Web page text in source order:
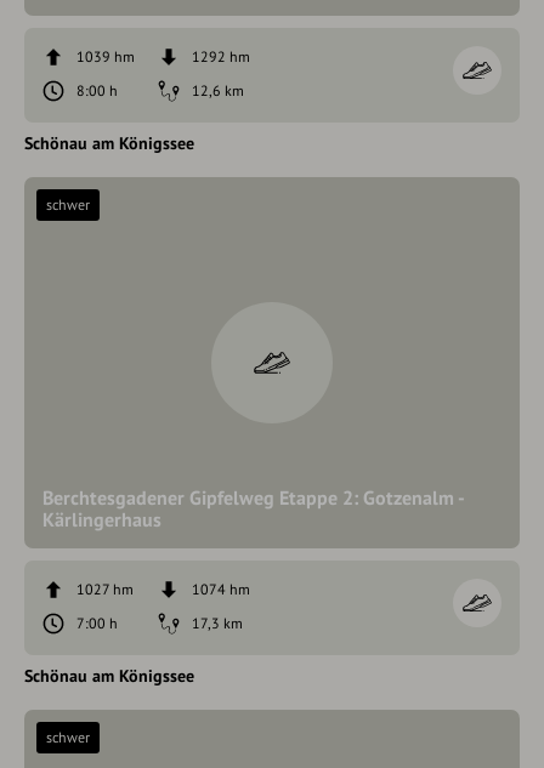
1039 hm
1292 hm
8:00 h
12,6 km
Schönau am Königssee
Berchtesgadener Gipfelweg Etappe 2: Gotzenalm -
Kärlingerhaus
schwer
1027 hm
1074 hm
7:00 h
17,3 km
Schönau am Königssee
schwer